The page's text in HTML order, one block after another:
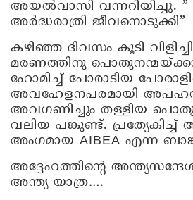
അയൽവാസി വന്നറിയിച്ചു.
അർദ്ധരാത്രി ജീവനൊടുക്കി”
കഴിഞ്ഞ ദിവസം കൂടി
മരണത്തിനു
ഹോമിച്ച് പോരാടിയ
അവഹേളനപരമായി
അവഗണിച്ചും തള്ളിയ
വലിയ പങ്കുണ്ട്. പ്രത്യേകിച്ച്
അംഗമായ AIBEA എന്ന
അദ്ദേഹത്തിന്റെ
അന്ത്യ യാത്ര….